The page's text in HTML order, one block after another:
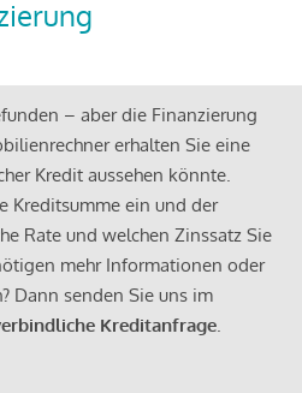
– aber die Finanzierung
erhalten Sie eine
Kredit aussehen könnte.
Kreditsumme ein und der
Rate und welchen Zinssatz Sie
mehr Informationen oder
Dann senden Sie uns im
Kreditanfrage.